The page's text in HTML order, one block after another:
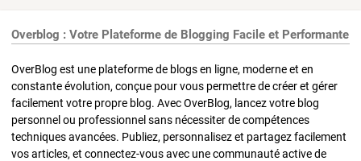
Overblog : Votre Plateforme de Blogging Facile et Performante
OverBlog est une plateforme de blogs en ligne, moderne et en
constante évolution, conçue pour vous permettre de créer et gérer
facilement votre propre blog. Avec OverBlog, lancez votre blog
personnel ou professionnel sans nécessiter de compétences
techniques avancées. Publiez, personnalisez et partagez facilement
vos articles, et connectez-vous avec une communauté active de